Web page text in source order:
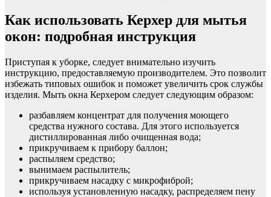
Как использовать Керхер для мытья
окон: подробная инструкция
Приступая к уборке, следует внимательно изучить
инструкцию, предоставляемую производителем. Это позволит
избежать типовых ошибок и поможет увеличить срок службы
изделия. Мыть окна Керхером следует следующим образом:
разбавляем концентрат для получения моющего
средства нужного состава. Для этого используется
дистиллированная либо очищенная вода;
прикручиваем к прибору баллон;
распыляем средство;
вынимаем распылитель;
прикручиваем насадку с микрофиброй;
используя установленную насадку, распределяем пену